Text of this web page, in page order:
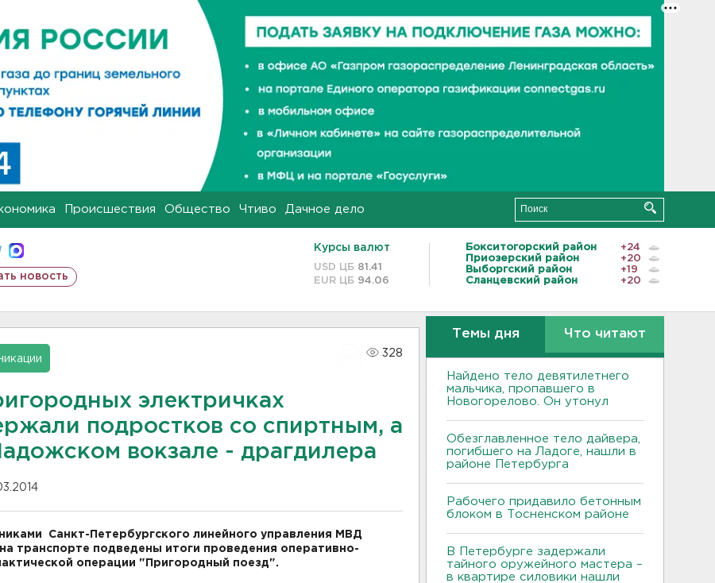
Происшествия Общество Чтиво Дачное дело
новость
Курсы валют
USD ЦБ 81.41
EUR ЦБ 94.06
Бокситогорский район
+24
Приозерский район
+20
Выборгский район
+19
Сланцевский район
+20
328
электричках
подростков со спиртным, а
вокзале - драгдилера
Санкт-Петербургского линейного управления МВД
на транспорте подведены итоги проведения оперативно-
операции "Пригородный поезд".
Темы дня Что читают
Найдено тело девятилетнего
мальчика, пропавшего в
Новогорелово. Он утонул
Обезглавленное тело дайвера,
погибшего на Ладоге, нашли в
районе Петербурга
Рабочего придавило бетонным
блоком в Тосненском районе
В Петербурге задержали
тайного оружейного мастера –
в квартире силовики нашли